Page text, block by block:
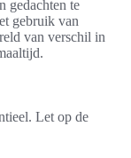
gedachten te
gebruik van
van verschil in
Let op de